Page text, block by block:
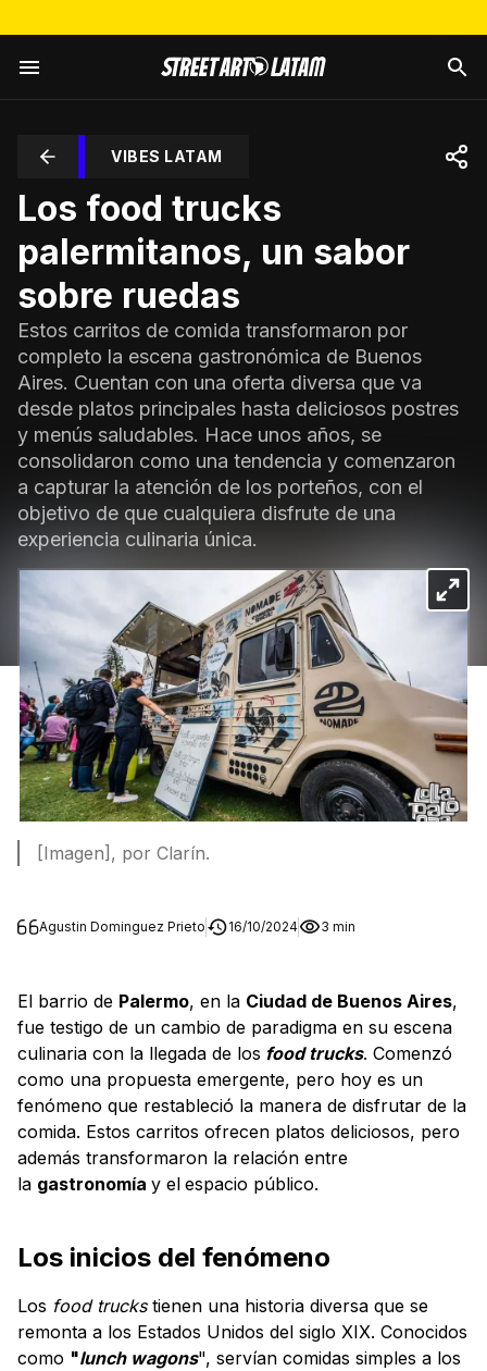
VIBES LATAM
Los food trucks
palermitanos, un sabor
sobre ruedas
Estos carritos de comida transformaron por
completo la escena gastronómica de Buenos
Aires. Cuentan con una oferta diversa que va
desde platos principales hasta deliciosos postres
y menús saludables. Hace unos años, se
consolidaron como una tendencia y comenzaron
a capturar la atención de los porteños, con el
objetivo de que cualquiera disfrute de una
experiencia culinaria única.
[Imagen], por Clarín.
Agustin Dominguez Prieto 16/10/2024 3 min
El barrio de Palermo, en la Ciudad de Buenos Aires,
fue testigo de un cambio de paradigma en su escena
culinaria con la llegada de los food trucks. Comenzó
como una propuesta emergente, pero hoy es un
fenómeno que restableció la manera de disfrutar de la
comida. Estos carritos ofrecen platos deliciosos, pero
además transformaron la relación entre
la gastronomía y el espacio público.
Los inicios del fenómeno
Los food truckstienen una historia diversa que se
remonta a los Estados Unidos del siglo XIX. Conocidos
como "lunch wagons", servían comidas simples a los